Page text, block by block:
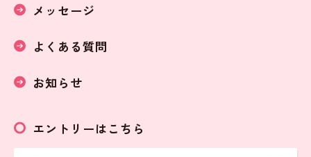
メッセージ
よくある質問
お知らせ
エントリーはこちら